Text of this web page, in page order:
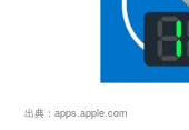
出典： apps.apple.com